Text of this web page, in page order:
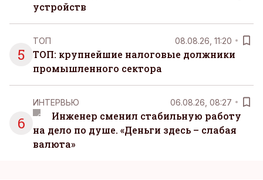
устройств
5
ТОП 08.08.26, 11:20
ТОП: крупнейшие налоговые должники
промышленного сектора
6
ИНТЕРВЬЮ 06.08.26, 08:27
Инженер сменил стабильную работу
на дело по душе. «Деньги здесь – слабая
валюта»